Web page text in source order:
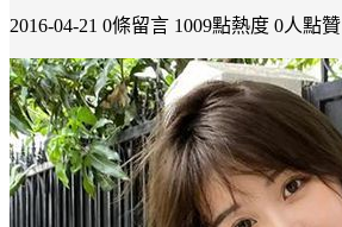
2016-04-21 0條留言 1009點熱度 0人點贊